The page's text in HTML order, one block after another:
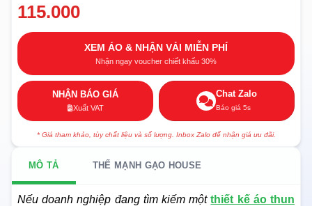
115.000
XEM ÁO & NHẬN VẢI MIỄN PHÍ
Nhận ngay voucher chiết khấu 30%
NHẬN BÁO GIÁ
Xuất VAT
Chat Zalo
Báo giá 5s
* Giá tham khảo, tùy chất liệu và số lượng. Inbox Zalo để nhận giá ưu đãi.
MÔ TẢ THẾ MẠNH GẠO HOUSE
Nếu doanh nghiệp đang tìm kiếm mộtthiết kế áo thun